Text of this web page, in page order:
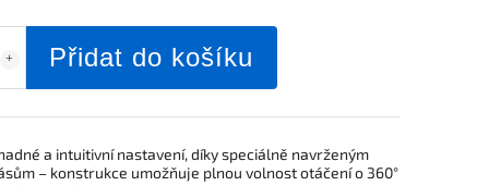
Přidat do košíku
a intuitivní nastavení, díky speciálně navrženým
– konstrukce umožňuje plnou volnost otáčení o 360°